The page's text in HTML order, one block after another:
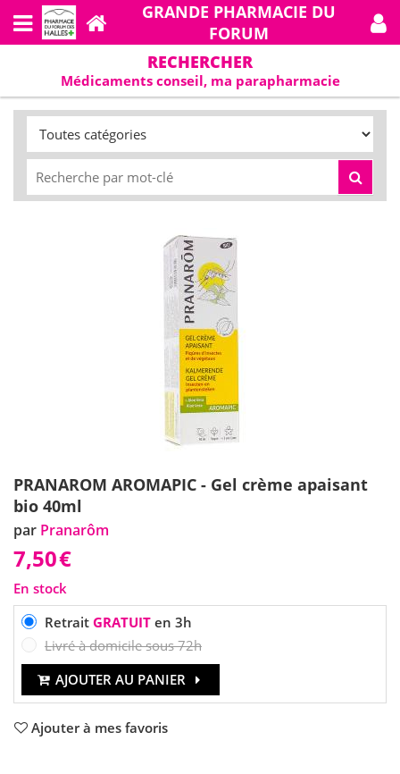
GRANDE PHARMACIE DU
FORUM
RECHERCHER
Médicaments conseil, ma parapharmacie
PRANAROM AROMAPIC - Gel crème apaisant
bio 40ml
par Pranarôm
7,50€
En stock
Retrait GRATUITen 3h
Livré à domicile sous 72h
AJOUTER AU PANIER
Ajouter à mes favoris